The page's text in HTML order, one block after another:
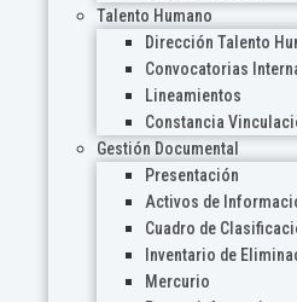
Talento Humano
Dirección Talento
Convocatorias
Lineamientos
Constancia
Gestión Documental
Presentación
Activos de
Cuadro de
Inventario de
Mercurio